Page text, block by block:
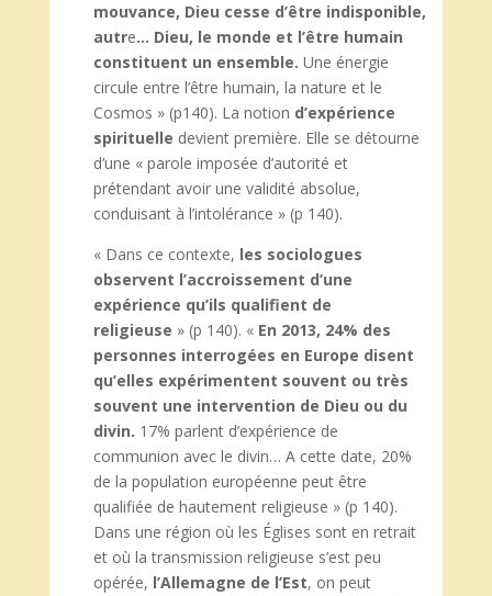
mouvance, Dieu cesse d’être indisponible,
autre… Dieu, le monde et l’être humain
constituent un ensemble. Une énergie
circule entre l’être humain, la nature et le
Cosmos » (p140). La notion d’expérience
spirituelle devient première. Elle se détourne
d’une « parole imposée d’autorité et
prétendant avoir une validité absolue,
conduisant à l’intolérance » (p 140).
« Dans ce contexte, les sociologues
observent l’accroissement d’une
expérience qu’ils qualifient de
religieuse » (p 140). « En 2013, 24% des
personnes interrogées en Europe disent
qu’elles expérimentent souvent ou très
souvent une intervention de Dieu ou du
divin. 17% parlent d’expérience de
communion avec le divin… A cette date, 20%
de la population européenne peut être
qualifiée de hautement religieuse » (p 140).
Dans une région où les Églises sont en retrait
et où la transmission religieuse s’est peu
opérée, l’Allemagne de l’Est, on peut